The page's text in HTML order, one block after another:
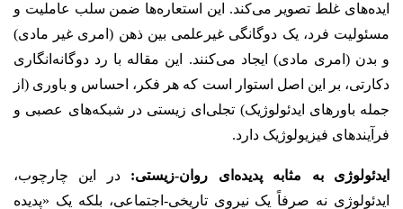
ایده‌های غلط تصویر می‌کند. این استعاره‌ها ضمن سلب عاملیت و
مسئولیت فرد، یک دوگانگی غیرعلمی بین ذهن (امری غیر مادی)
و بدن (امری مادی) ایجاد می‌کنند. این مقاله با رد دوگانه‌انگاری
دکارتی، بر این اصل استوار است که هر فکر، احساس و باوری (از
جمله باورهای ایدئولوژیک) تجلی‌ای زیستی در شبکه‌های عصبی و
فرآیندهای فیزیولوژیک دارد.
ایدئولوژی به مثابه پدیده‌ای روان‌-زیستی: در این چارچوب،
ایدئولوژی نه صرفاً یک نیروی تاریخی-اجتماعی، بلکه یک «پدیده